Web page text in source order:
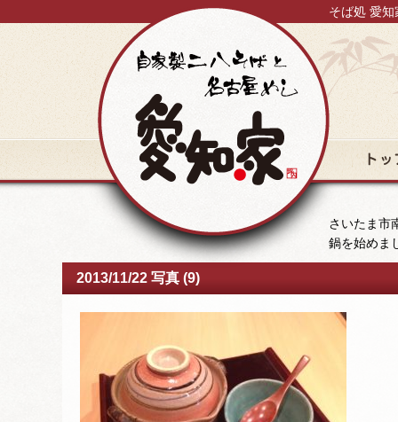
そば処 愛
さいたま市
鍋を始めま
2013/11/22 写真 (9)